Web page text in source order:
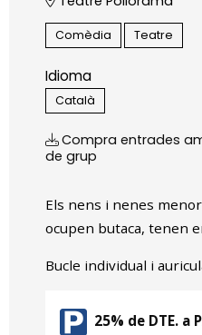
Comèdia Teatre
Idioma
Català
Compra entrades
de grup
Els nens i nenes
ocupen butaca, tenen
Bucle individual i
25% de DTE. a